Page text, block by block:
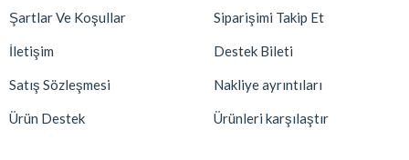
Şartlar Ve Koşullar
İletişim
Satış Sözleşmesi
Ürün Destek
Siparişimi Takip Et
Destek Bileti
Nakliye ayrıntıları
Ürünleri karşılaştır